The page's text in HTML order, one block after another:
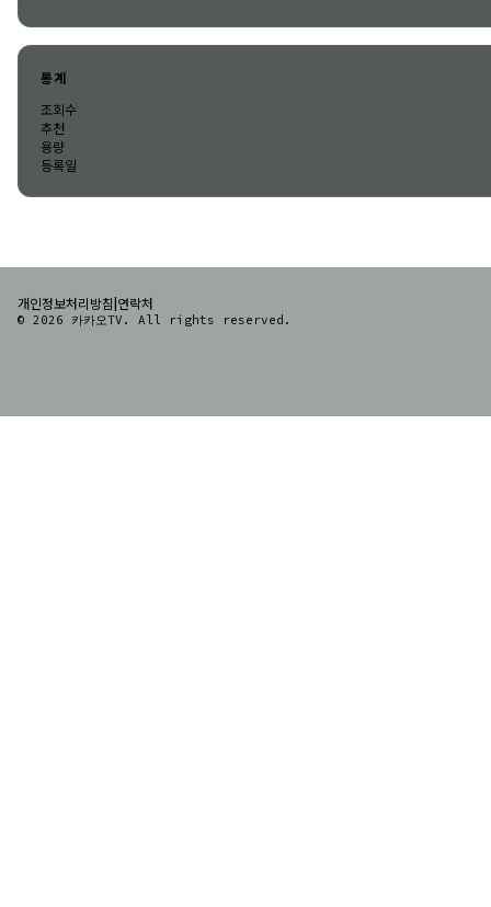
통계
조회수
추천
용량
등록일
개인정보처리방침|연락처
© 2026 카카오TV. All rights reserved.